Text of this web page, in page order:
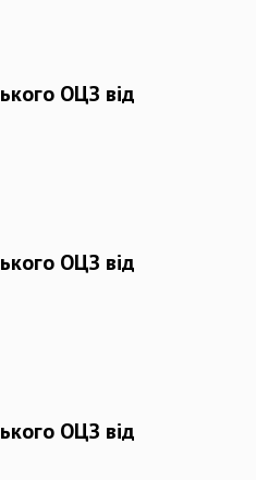
ОЦЗ від
ОЦЗ від
ОЦЗ від